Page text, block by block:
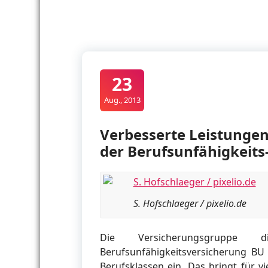
23
Aug., 2013
Verbesserte
der
S. Hofschlaeger / pixelio.de
Die
Berufsunfähigkeitsversicherung